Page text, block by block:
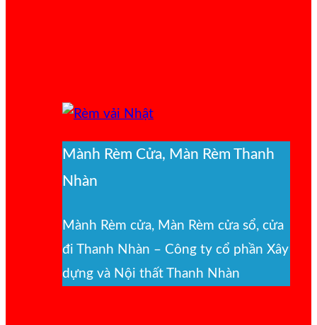
Mành Rèm Cửa, Màn Rèm Thanh
Nhàn
Mành Rèm cửa, Màn Rèm cửa sổ, cửa
đi Thanh Nhàn – Công ty cổ phần Xây
dựng và Nội thất Thanh Nhàn